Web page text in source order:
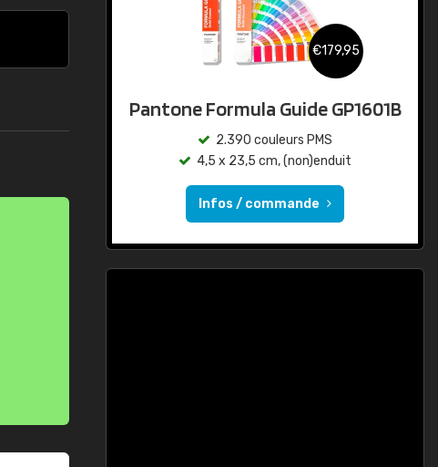
€179,95
Pantone Formula Guide GP1601B
2.390 couleurs PMS
4,5 x 23,5 cm, (non)enduit
Infos / commande